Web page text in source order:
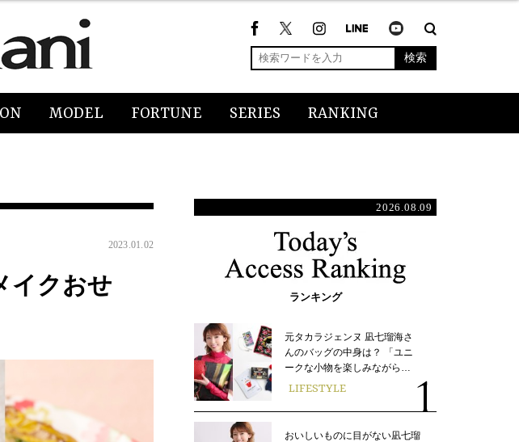
検索
MODEL FORTUNE SERIES RANKING
2023.01.02
イクおせ
2026.08.09
ランキング
元タカラジェンヌ 凪七瑠海さ
んのバッグの中身は？ 「ユニ
ークな小物を楽しみながら…
LIFESTYLE
おいしいものに目がない凪七瑠